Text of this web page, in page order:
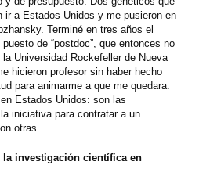
ir a Estados Unidos y me pusieron en
Terminé en tres años el
de “postdoc”, que entonces no
Universidad Rockefeller de Nueva
hicieron profesor sin haber hecho
para animarme a que me quedara.
Estados Unidos: son las
iniciativa para contratar a un
otras.
investigación científica en